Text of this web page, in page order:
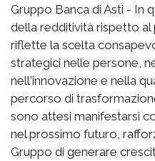
Gruppo Banca di Asti - In
della redditività rispetto
riflette la scelta
strategici nelle persone,
nell'innovazione e nella
percorso di
sono attesi manifestarsi
nel prossimo futuro,
Gruppo di generare